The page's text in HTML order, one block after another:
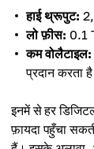
हाई थ्रूपुट:
लो फ़ीस: 0.1
कम वोलैटाइल:
प्रदान करता
इनमें से हर
फ़ायदा पहुँचा